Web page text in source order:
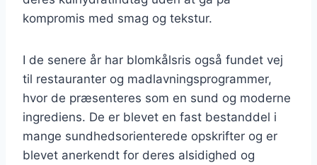
kompromis med smag og tekstur.
I de senere år har blomkålsris også fundet vej
til restauranter og madlavningsprogrammer,
hvor de præsenteres som en sund og moderne
ingrediens. De er blevet en fast bestanddel i
mange sundhedsorienterede opskrifter og er
blevet anerkendt for deres alsidighed og